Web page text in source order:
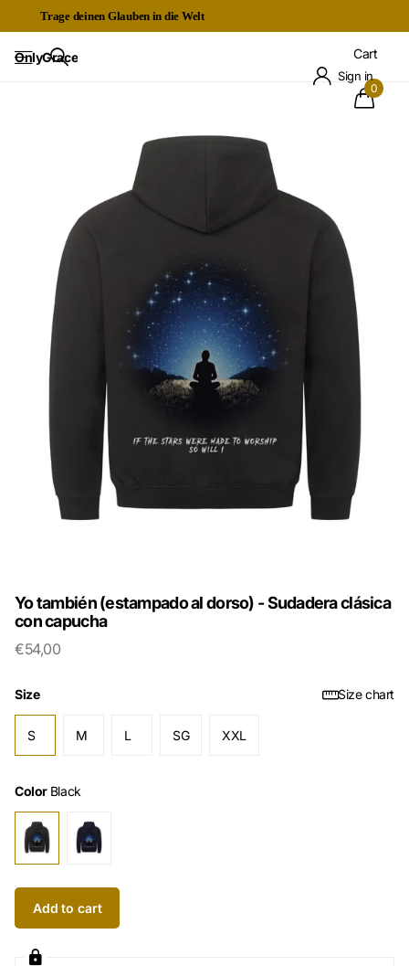
Trage deinen Glauben in die Welt
OnlyGrace
Sign in
Cart
0
Yo también (estampado al dorso) - Sudadera clásica
con capucha
€54,00
Size Size chart
S M L SG XXL
Color Black
Add to cart